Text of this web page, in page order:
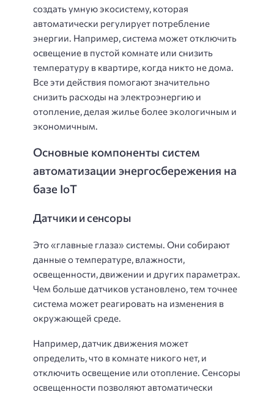
создать умную экосистему, которая
автоматически регулирует потребление
энергии. Например, система может отключить
освещение в пустой комнате или снизить
температуру в квартире, когда никто не дома.
Все эти действия помогают значительно
снизить расходы на электроэнергию и
отопление, делая жилье более экологичным и
экономичным.
Основные компоненты систем
автоматизации энергосбережения на
базе IoT
Датчики и сенсоры
Это «главные глаза» системы. Они собирают
данные о температуре, влажности,
освещенности, движении и других параметрах.
Чем больше датчиков установлено, тем точнее
система может реагировать на изменения в
окружающей среде.
Например, датчик движения может
определить, что в комнате никого нет, и
отключить освещение или отопление. Сенсоры
освещенности позволяют автоматически